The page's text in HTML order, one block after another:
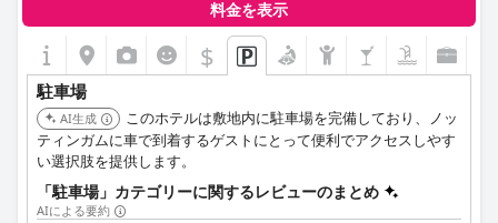
料金を表示
$
駐車場
AI生成
このホテルは敷地内に駐車場を完備しており、ノッ
ティンガムに車で到着するゲストにとって便利でアクセスしやす
い選択肢を提供します。
「駐車場」カテゴリーに関するレビューのまとめ
AIによる要約